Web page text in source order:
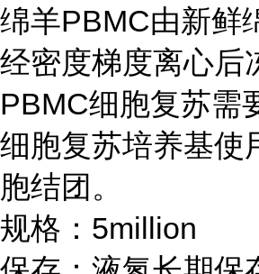
绵羊PBMC由新鲜
经密度梯度离心后
PBMC细胞复苏需
细胞复苏培养基使
胞结团。
规格：5million